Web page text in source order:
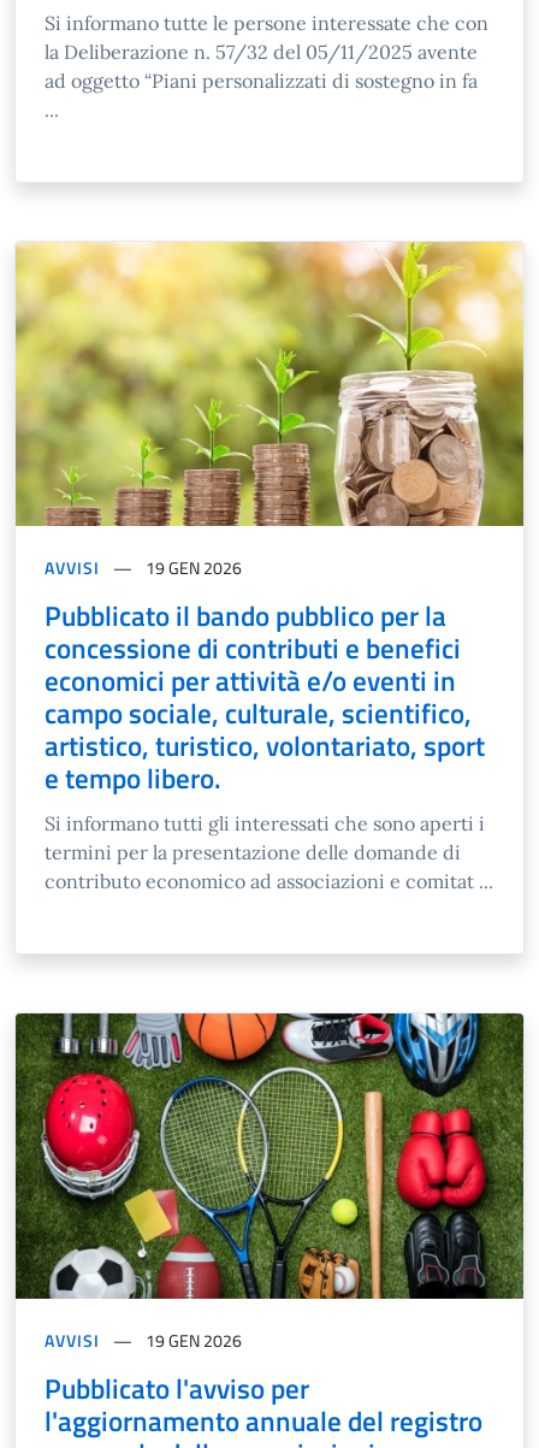
Si informano tutte le persone interessate che con
la Deliberazione n. 57/32 del 05/11/2025 avente
ad oggetto “Piani personalizzati di sostegno in fa
...
AVVISI 19 GEN 2026
Pubblicato il bando pubblico per la
concessione di contributi e benefici
economici per attività e/o eventi in
campo sociale, culturale, scientifico,
artistico, turistico, volontariato, sport
e tempo libero.
Si informano tutti gli interessati che sono aperti i
termini per la presentazione delle domande di
contributo economico ad associazioni e comitat ...
AVVISI 19 GEN 2026
Pubblicato l'avviso per
l'aggiornamento annuale del registro